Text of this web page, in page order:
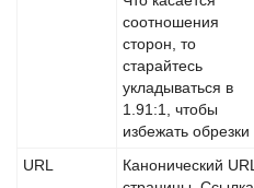
соотношения
сторон, то
старайтесь
укладываться в
1.91:1, чтобы
избежать обрезки
URL
Канонический URL